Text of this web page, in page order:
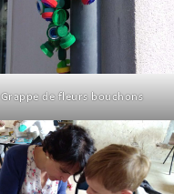
Grappe de fleurs bouchons